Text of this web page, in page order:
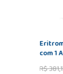
com 1
R$381,